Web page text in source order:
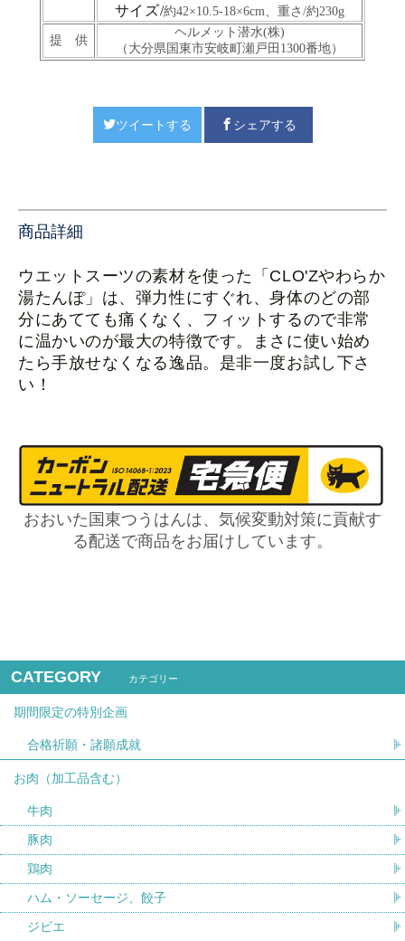
サイズ/約42×10.5-18×6cm、重さ/約230g
提 供
ヘルメット潜水(株)
（大分県国東市安岐町瀬戸田1300番地）
ツイートする シェアする
商品詳細
ウエットスーツの素材を使った「CLO'Zやわらか
湯たんぽ」は、 弾力性にすぐれ、身体のどの部
分にあてても痛くなく、フィットするので非常
に温かいのが最大の特徴です。まさに使い始め
たら手放せなくなる逸品。是非一度お試し下さ
い！
おおいた国東つうはんは、気候変動対策に貢献す
る配送で商品をお届けしています。
CATEGORY カテゴリー
期間限定の特別企画
合格祈願・諸願成就
お肉（加工品含む）
牛肉
豚肉
鶏肉
ハム・ソーセージ、餃子
ジビエ